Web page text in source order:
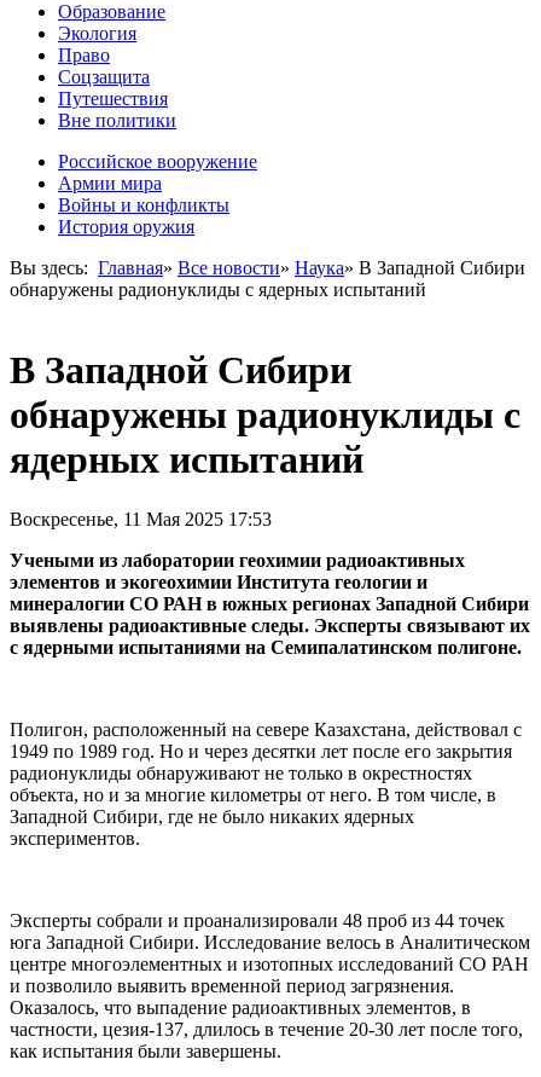
Образование
Экология
Право
Соцзащита
Путешествия
Вне политики
Российское вооружение
Армии мира
Войны и конфликты
История оружия
Вы здесь: Главная» Все новости» Наука» В Западной Сибири
обнаружены радионуклиды с ядерных испытаний
В Западной Сибири
обнаружены радионуклиды с
ядерных испытаний
Воскресенье, 11 Мая 2025 17:53
Учеными из лаборатории геохимии радиоактивных
элементов и экогеохимии Института геологии и
минералогии СО РАН в южных регионах Западной Сибири
выявлены радиоактивные следы. Эксперты связывают их
с ядерными испытаниями на Семипалатинском полигоне.
Полигон, расположенный на севере Казахстана, действовал с
1949 по 1989 год. Но и через десятки лет после его закрытия
радионуклиды обнаруживают не только в окрестностях
объекта, но и за многие километры от него. В том числе, в
Западной Сибири, где не было никаких ядерных
экспериментов.
Эксперты собрали и проанализировали 48 проб из 44 точек
юга Западной Сибири. Исследование велось в Аналитическом
центре многоэлементных и изотопных исследований СО РАН
и позволило выявить временной период загрязнения.
Оказалось, что выпадение радиоактивных элементов, в
частности, цезия-137, длилось в течение 20-30 лет после того,
как испытания были завершены.